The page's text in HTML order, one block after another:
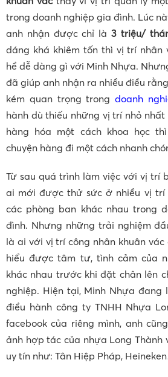
trong doanh nghiệp gia đình. Lúc
anh nhận được chỉ là 3 triệu/
dáng khá khiêm tốn thì vị trí nhân
hề dễ dàng gì với Minh Nhựa.
đã giúp anh nhận ra nhiều điều
kém quan trọng trongdoanh
hành dù thiếu những vị trí nhỏ nhất
hàng hóa một cách khoa học
chuyện hàng đi một cách nhanh
Từ sau quá trình làm việc với vị trí
ai mới được thử sức ở nhiều vị trí
các phòng ban khác nhau trong
đình. Nhưng những trải nghiệm
là ai với vị trí công nhân khuân
hiểu được tâm tư, tình cảm của
khác nhau trước khi đặt chân lên
nghiệp. Hiện tại, Minh Nhựa đang
điều hành công ty TNHH Nhựa
facebook của riêng mình, anh
ảnh hợp tác của nhựa Long Thành
uy tín như: Tân Hiệp Pháp,